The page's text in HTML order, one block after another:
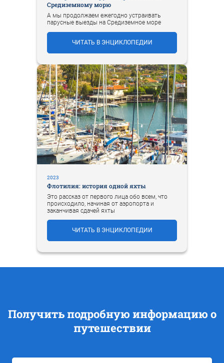
Средиземному морю
А мы продолжаем ежегодно устраивать
парусные выезды на Средиземное море
ЧИТАТЬ В ЭНЦИКЛОПЕДИИ
2023
Флотилия: история одной яхты
Это рассказ от первого лица обо всем, что
происходило, начиная от аэропорта и
заканчивая сдачей яхты
ЧИТАТЬ В ЭНЦИКЛОПЕДИИ
Получить подробную информацию о
путешествии